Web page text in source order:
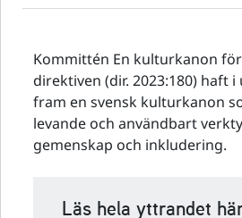
Kommittén En kulturkanon
direktiven (dir. 2023:180) haft
fram en svensk kulturkanon
levande och användbart
gemenskap och inkludering.
Läs hela yttrandet